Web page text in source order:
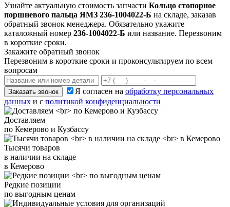
Узнайте актуальную стоимость запчасти Кольцо стопорное
поршневого пальца ЯМЗ 236-1004022-Б на складе, заказав
обратный звонок менеджера. Обязательно укажите
каталожный номер 236-1004022-Б или название. Перезвоним
в короткие сроки.
Закажите обратный звонок
Перезвоним в короткие сроки и проконсультируем по всем
вопросам
Заказать звонок Я согласен на обработку персональных
данных и с политикой конфиденциальности
Доставляем
по Кемерово и Кузбассу
Тысячи товаров
в наличии на складе
в Кемерово
Редкие позиции
по выгодным ценам